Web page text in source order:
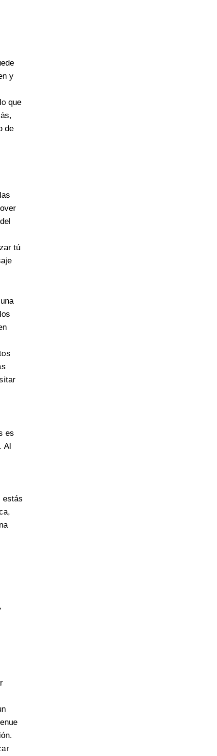
y
que
de
tú
es
Al
estás